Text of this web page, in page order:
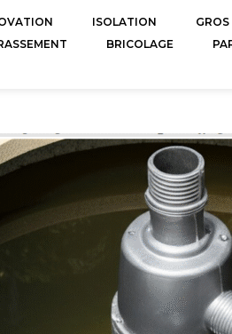
ISOLATION
BRICOLAGE